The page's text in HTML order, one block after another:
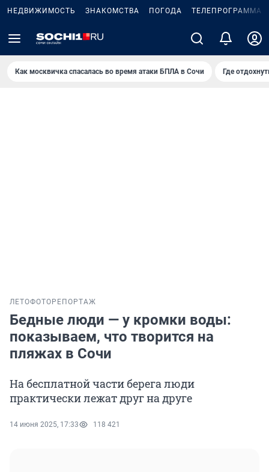
НЕДВИЖИМОСТЬ ЗНАКОМСТВА ПОГОДА ТЕЛЕПРОГРАММА
Как москвичка спасалась во время атаки БПЛА в Сочи Где
ЛЕТОФОТОРЕПОРТАЖ
Бедные люди — у кромки воды:
показываем, что творится на
пляжах в Сочи
На бесплатной части берега люди
практически лежат друг на друге
14 июня 2025, 17:33 118 421